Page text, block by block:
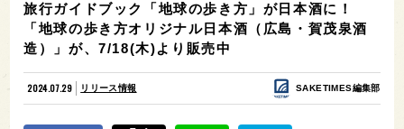
旅行ガイドブック「地球の歩き方」が日本酒に！
「地球の歩き方オリジナル日本酒（広島・賀茂泉酒
造）」が、7/18(木)より販売中
2024.07.29 リリース情報 SAKETIMES編集部